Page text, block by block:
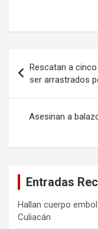
de
entradas
Rescatan a
ser arrastrados
Asesinan a
Entradas
Hallan cuerpo
Culiacán